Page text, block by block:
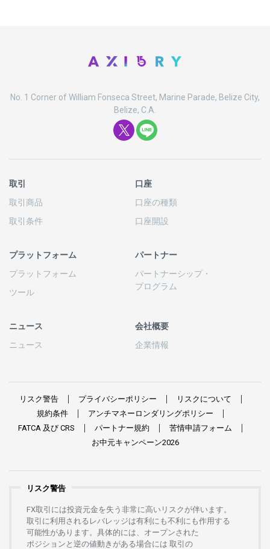
No. 1 Corner of William Fonseca Street, Marine Parade, Belize City,
Belize, C.A.
取引
取引商品
取引条件
口座
口座の種類
口座開設
プラットフォーム
プラットフォーム
ツール
パートナー
パートナーシップ・
プログラム
ニュース
ニュース
会社概要
企業情報
リスク警告 プライバシーポリシー
リスクについて
規約条件
アンチマネーロンダリングポリシー
FATCA 及び CRS パートナー規約 苦情申請フォーム
お中元キャンペーン2026
リスク警告
FX取引には投資元金を失う 非常に高い リスクが伴います。
取引に利用さ れる レバレッジは有利にも不利にも作用する
可能性があります。 具体的には、 オープンさ れた
ポジションと 逆の値動きがある場合には 取引の